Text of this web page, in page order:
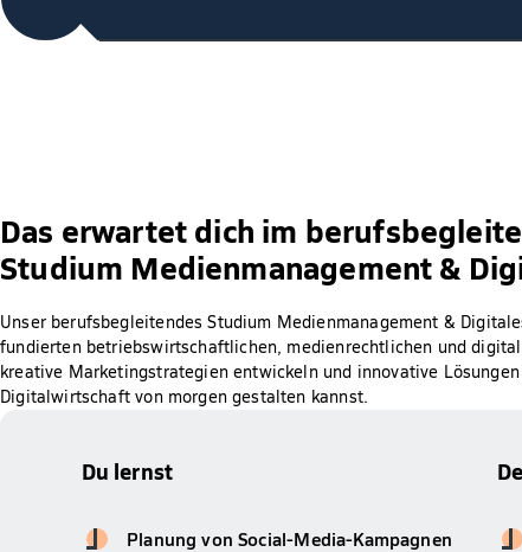
Das erwartet dich im
Studium Medienmanagement &
Unser berufsbegleitendes Studium Medienmanagement &
fundierten betriebswirtschaftlichen, medienrechtlichen und
kreative Marketingstrategien entwickeln und innovative
Digitalwirtschaft von morgen gestalten kannst.
Du lernst
Planung von Social-Media-Kampagnen